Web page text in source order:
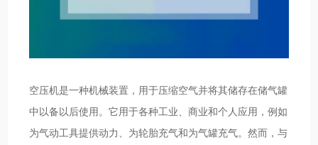
空压机是一种机械装置，用于压缩空气并将其储存在储气罐
中以备以后使用。它用于各种工业、商业和个人应用，例如
为气动工具提供动力、为轮胎充气和为气罐充气。然而，与